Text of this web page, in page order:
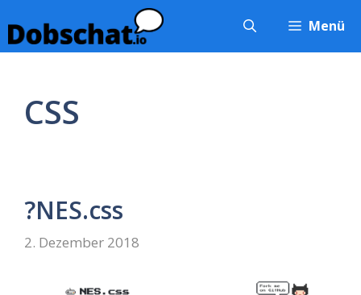
Inhalt
springen
Menü
CSS
?NES.css
2. Dezember 2018